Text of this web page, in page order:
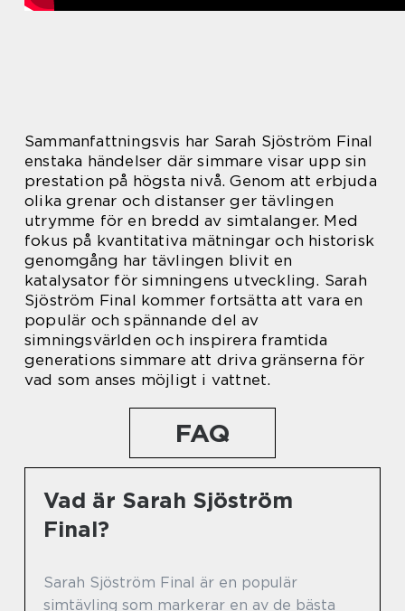
Sammanfattningsvis har Sarah Sjöström Final
enstaka händelser där simmare visar upp sin
prestation på högsta nivå. Genom att erbjuda
olika grenar och distanser ger tävlingen
utrymme för en bredd av simtalanger. Med
fokus på kvantitativa mätningar och historisk
genomgång har tävlingen blivit en
katalysator för simningens utveckling. Sarah
Sjöström Final kommer fortsätta att vara en
populär och spännande del av
simningsvärlden och inspirera framtida
generations simmare att driva gränserna för
vad som anses möjligt i vattnet.
FAQ
Vad är Sarah Sjöström
Final?
Sarah Sjöström Final är en populär
simtävling som markerar en av de bästa